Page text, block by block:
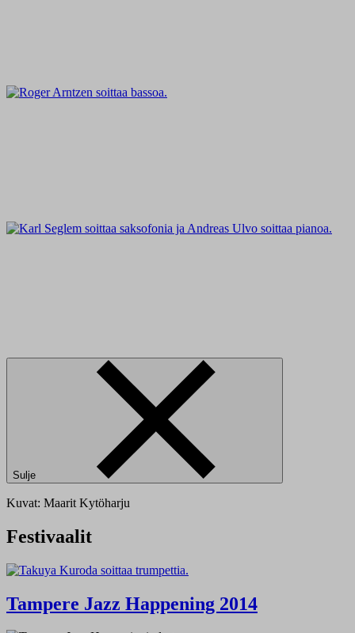
Sulje
Kuvat: Maarit Kytöharju
Festivaalit
Tampere Jazz Happening 2014